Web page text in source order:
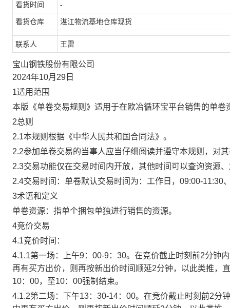
看货时间 -
看货仓库 湛江物流基地仓库现货
联系人 王雷
宝山钢铁股份有限公司
2024年10月29日
1适用范围
本版《单卷交易规则》适用于在欧冶循环宝平台销售的单卷
2总则
2.1本规则根据《中华人民共和国合同法》。
2.2参加单卷交易的当事人应当仔细阅读并遵守本规则，对
2.3交易功能仅在交易时间内开放，其他时间可以查询资源
2.4交易时间：单卷默认交易时间为：工作日，09:00-11:30
3术语和定义
单卷资源：指单个捆包单独进行销售的资源。
4竞价交易
4.1竞价时间：
4.1.1第一场：上午9：00-9：30。在竞价截止时刻前2分钟
再有买方出价，则再按新出价时间顺延2分钟，以此类推，
10：00，至10：00强制结束。
4.1.2第二场：下午13：30-14：00。在竞价截止时刻前2分